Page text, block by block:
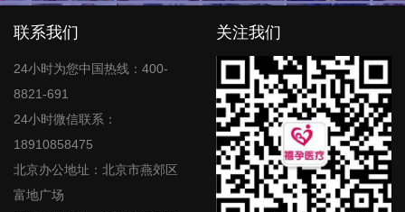
联系我们
24小时为您中国热线：400-
8821-691
24小时微信联系：
18910858475
北京办公地址：北京市燕郊区
富地广场
关注我们